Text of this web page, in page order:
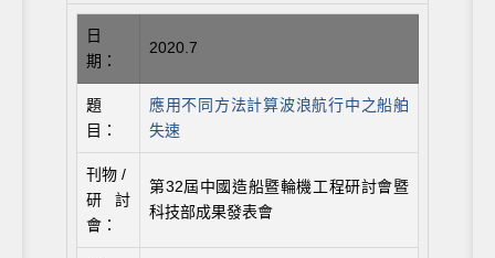
日
期：
2020.7
題
目：
應用不同方法計算波浪航行中之船舶
失速
刊物 /
研討
會：
第32屆中國造船暨輪機工程研討會暨
科技部成果發表會